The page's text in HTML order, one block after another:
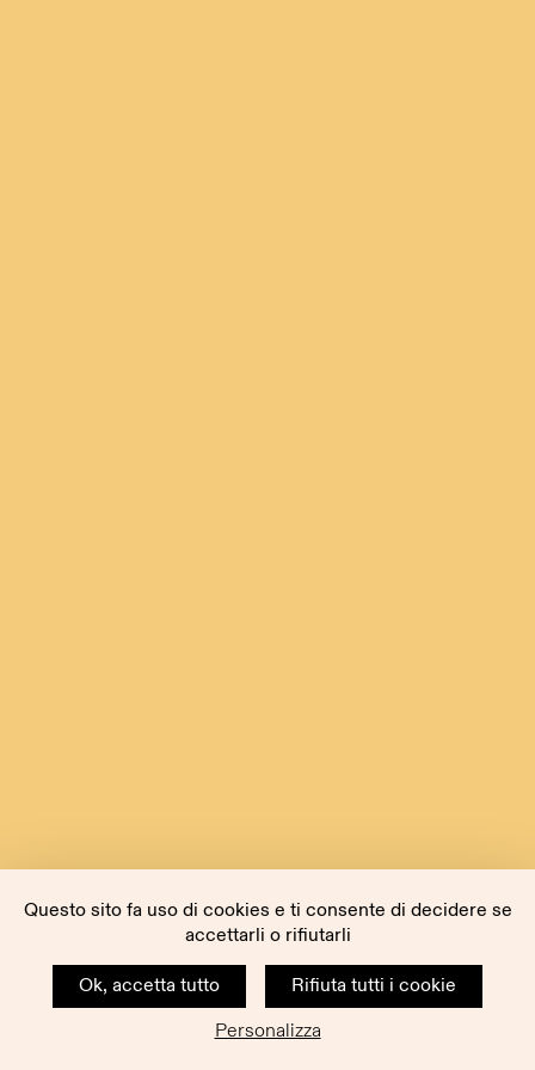
Questo sito fa uso di cookies e ti consente di decidere se
accettarli o rifiutarli
Ok, accetta tutto
Rifiuta tutti i cookie
Personalizza